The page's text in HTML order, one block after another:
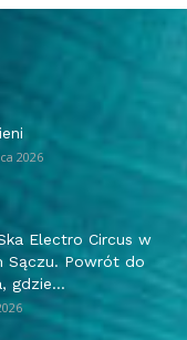
2026
Electro Circus w
Sączu. Powrót do
gdzie...